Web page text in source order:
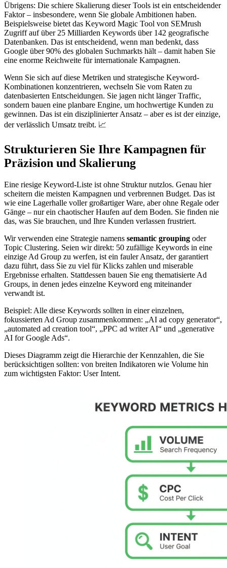
Übrigens: Die schiere Skalierung dieser Tools ist ein entscheidender
Faktor – insbesondere, wenn Sie globale Ambitionen haben.
Beispielsweise bietet das Keyword Magic Tool von SEMrush
Zugriff auf über 25 Milliarden Keywords über 142 geografische
Datenbanken. Das ist entscheidend, wenn man bedenkt, dass
Google über 90% des globalen Suchmarkts hält – damit haben Sie
eine enorme Reichweite für internationale Kampagnen.
Wenn Sie sich auf diese Metriken und strategische Keyword-
Kombinationen konzentrieren, wechseln Sie vom Raten zu
datenbasierten Entscheidungen. Sie jagen nicht länger Traffic,
sondern bauen eine planbare Engine, um hochwertige Kunden zu
gewinnen. Das ist ein disziplinierter Ansatz – aber es ist der einzige,
der verlässlich Umsatz treibt. 📈
Strukturieren Sie Ihre Kampagnen für
Präzision und Skalierung
Eine riesige Keyword-Liste ist ohne Struktur nutzlos. Genau hier
scheitern die meisten Kampagnen und verbrennen Budget. Das ist
wie eine Lagerhalle voller großartiger Ware, aber ohne Regale oder
Gänge – nur ein chaotischer Haufen auf dem Boden. Sie finden nie
das, was Sie brauchen, und Ihre Kunden verlassen frustriert.
Wir verwenden eine Strategie namens semantic grouping oder
Topic Clustering. Seien wir direkt: 50 zufällige Keywords in eine
einzige Ad Group zu werfen, ist ein fauler Ansatz, der garantiert
dazu führt, dass Sie zu viel für Klicks zahlen und miserable
Ergebnisse erhalten. Stattdessen bauen Sie eng thematisierte Ad
Groups, in denen jedes einzelne Keyword eng miteinander
verwandt ist.
Beispiel: Alle diese Keywords sollten in einer einzelnen,
fokussierten Ad Group zusammenkommen: „AI ad copy generator“,
„automated ad creation tool“, „PPC ad writer AI“ und „generative
AI for Google Ads“.
Dieses Diagramm zeigt die Hierarchie der Kennzahlen, die Sie
berücksichtigen sollten: von breiten Indikatoren wie Volume hin
zum wichtigsten Faktor: User Intent.